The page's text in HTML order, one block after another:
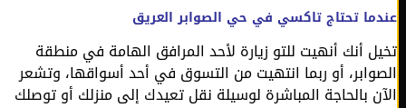
تحتاج تاكسي في حي الصوابر العريق
أنك أنهيت للتو زيارة لأحد المرافق الهامة في منطقة
أو ربما انتهيت من التسوق في أحد أسواقها، وتشعر
بالحاجة المباشرة لوسيلة نقل تعيدك إلى منزلك أو توصلك